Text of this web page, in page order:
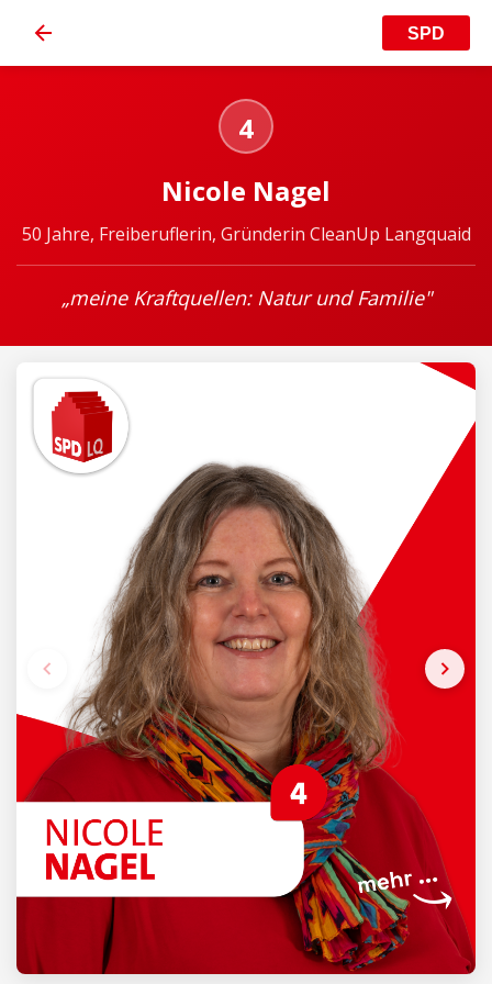
SPD
4
Nicole Nagel
50 Jahre, Freiberuflerin, Gründerin CleanUp Langquaid
„meine Kraftquellen: Natur und Familie"